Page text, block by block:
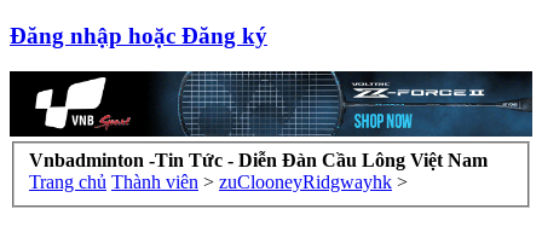
Đăng nhập hoặc Đăng ký
Vnbadminton -Tin Tức - Diễn Đàn Cầu Lông Việt Nam
Trang chủ Thành viên > zuClooneyRidgwayhk >